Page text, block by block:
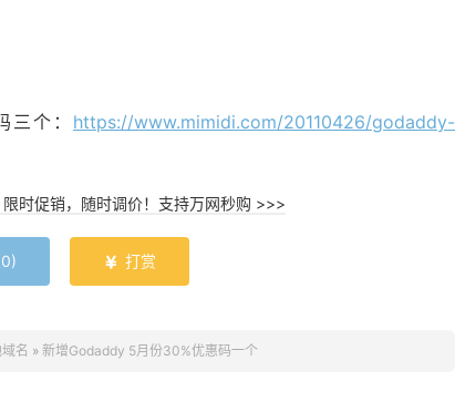
个： https://www.mimidi.com/20110426/godaddy-
时促销，随时调价！支持万网秒购 >>>
0)  打赏
名 » 新增Godaddy 5月份30%优惠码一个